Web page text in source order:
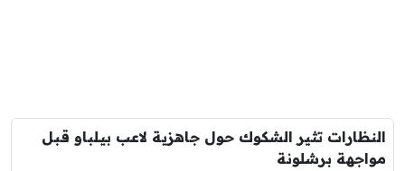
النظارات تثير الشكوك حول جاهزية لاعب بيلباو قبل
مواجهة برشلونة